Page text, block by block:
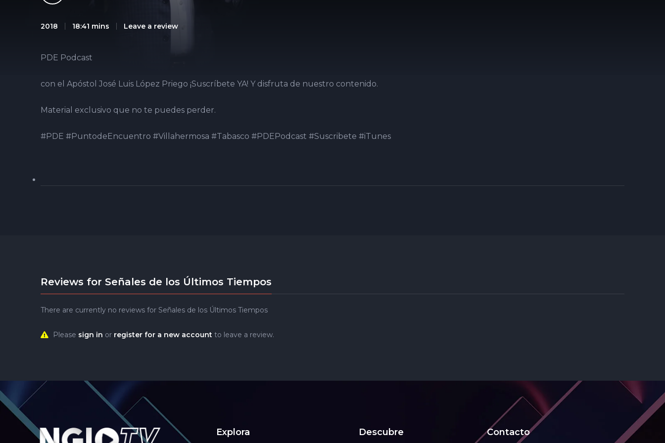
2018 18:41 mins Leave a review
PDE Podcast
con el Apóstol José Luis López Priego ¡Suscríbete YA! Y disfruta de nuestro contenido.
Material exclusivo que no te puedes perder.
#PDE #PuntodeEncuentro #Villahermosa #Tabasco #PDEPodcast #Suscribete #iTunes
Reviews for Señales de los Últimos Tiempos
There are currently no reviews for Señales de los Últimos Tiempos
Please sign in or register for a new account to leave a review.
Explora Descubre Contacto